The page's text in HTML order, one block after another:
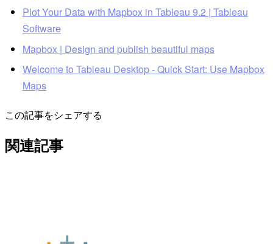
Plot Your Data with Mapbox in Tableau 9.2 | Tableau
Software
Mapbox | Design and publish beautiful maps
Welcome to Tableau Desktop - Quick Start: Use Mapbox
Maps
この記事をシェアする
関連記事